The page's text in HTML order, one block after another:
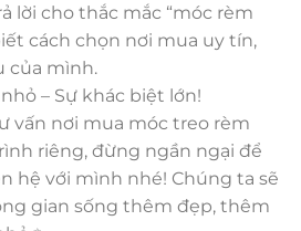
lời cho thắc mắc “móc rèm
cách chọn nơi mua uy tín,
của mình.
– Sự khác biệt lớn!
vấn nơi mua móc treo rèm
riêng, đừng ngần ngại để
hệ với mình nhé! Chúng ta sẽ
gian sống thêm đẹp, thêm